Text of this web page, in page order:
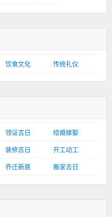
饮食文化 传统礼仪
领证吉日
结婚嫁娶
装修吉日
开工动工
乔迁新居 搬家吉日